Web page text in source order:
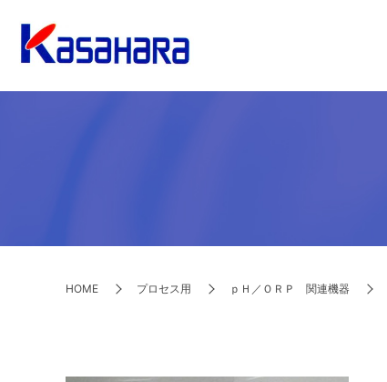
HOME プロセス用 ｐＨ／ＯＲＰ 関連機器